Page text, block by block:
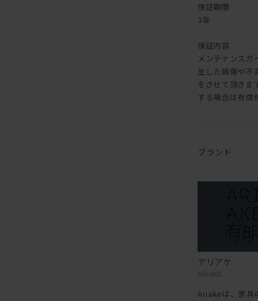
保証期間
3年
保証内容
メンテナンスガ
生した損傷や不
をさせて頂きま
する場合は有償
ブランド
アリアケ
ARIAKE
Ariakeは、家具